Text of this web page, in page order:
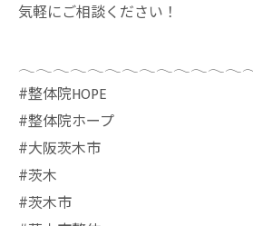
気軽にご相談ください！
⁡#整体院HOPE
#整体院ホープ
#大阪茨木市
#茨木
#茨木市